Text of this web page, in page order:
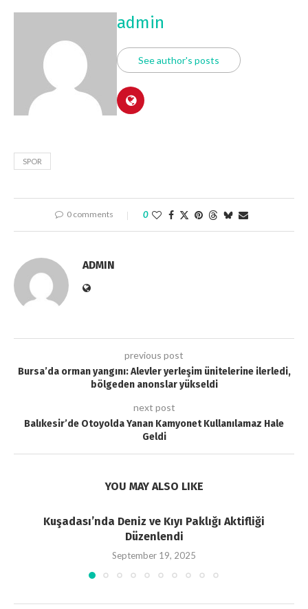
admin
See author's posts
SPOR
0 comments 0
ADMIN
previous post
Bursa’da orman yangını: Alevler yerleşim ünitelerine ilerledi,
bölgeden anonslar yükseldi
next post
Balıkesir’de Otoyolda Yanan Kamyonet Kullanılamaz Hale
Geldi
YOU MAY ALSO LIKE
Kuşadası’nda Deniz ve Kıyı Paklığı Aktifliği
Düzenlendi
September 19, 2025